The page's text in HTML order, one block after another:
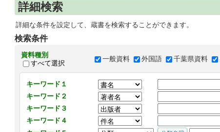
詳細検索
詳細な条件を設定して、蔵書を検索することができます。
検索条件
資料種別
すべて選択
一般資料 外国語 千葉県資料
キーワード１
キーワード２
キーワード３
キーワード４